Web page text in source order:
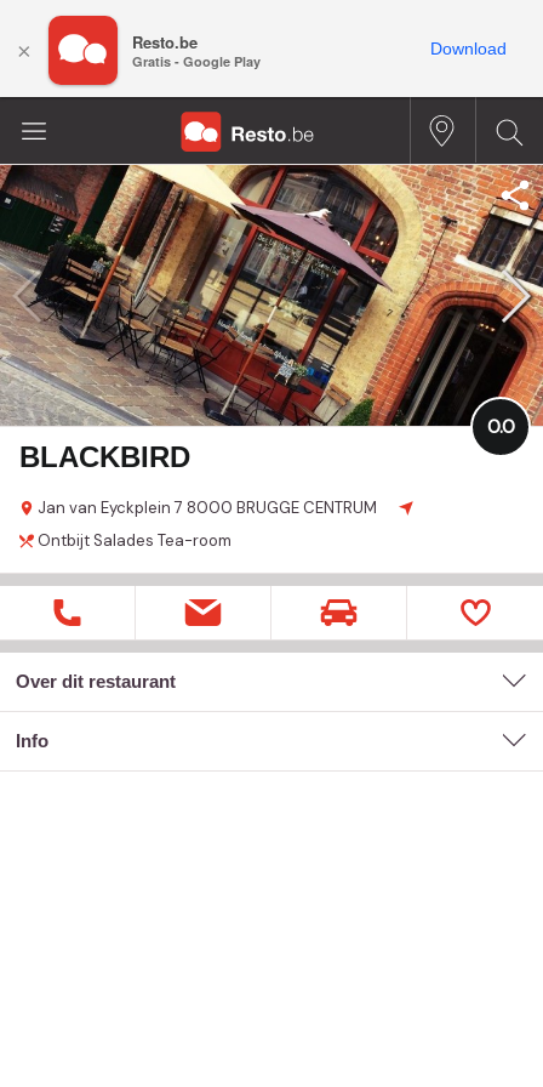
BLACKBIRD
Jan van Eyckplein 7 8000 BRUGGE CENTRUM
0.0
OntbijtSalades Tea-room
Over dit restaurant
Info
× Resto.be
Gratis - Google Play
Download